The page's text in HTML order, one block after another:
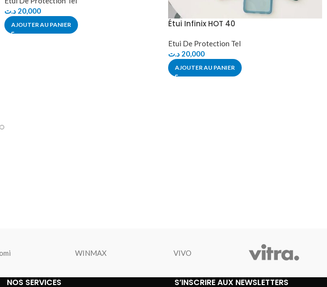
20,000 د.ت
AJOUTER AU PANIER Étui Infinix HOT 40
Etui De Protection Tel
20,000 د.ت
AJOUTER AU PANIER
WINMAX VIVO
NOS SERVICES S’INSCRIRE AUX NEWSLETTERS